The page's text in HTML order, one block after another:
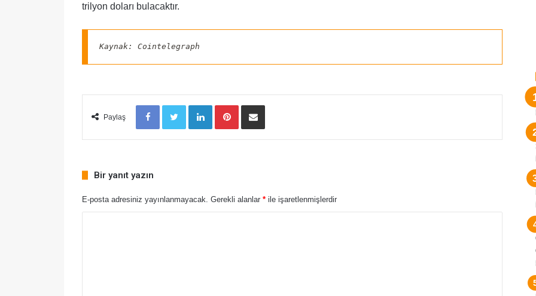
trilyon doları bulacaktır.
Kaynak: Cointelegraph
Paylaş
FacebookTwitter LinkedInPinterestE-Posta ile paylaş
Bir yanıt yazın
E-posta adresiniz yayınlanmayacak. Gerekli alanlar * ile işaretlenmişlerdir